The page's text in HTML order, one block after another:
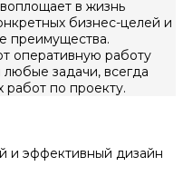
в жизнь
бизнес-целей и
преимущества.
оперативную работу
задачи, всегда
по проекту.
и эффективный дизайн